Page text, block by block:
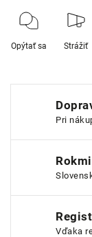
Opýtať sa Strážiť
Pri
Vďaka